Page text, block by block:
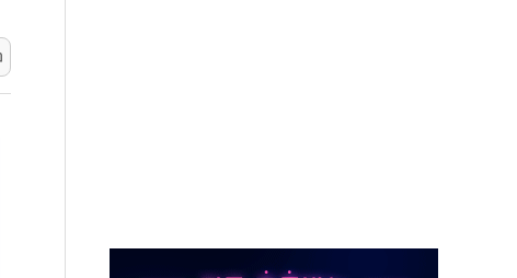
체주 '활짝'
스닥 선물 1%대 상승
기대 후퇴
까지 찾겠다"